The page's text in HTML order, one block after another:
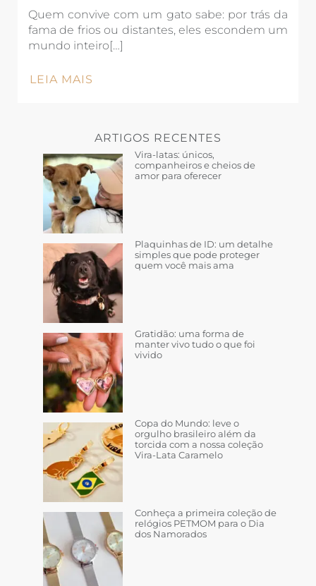
Quem convive com um gato sabe: por trás da
fama de frios ou distantes, eles escondem um
mundo inteiro[…]
LEIA MAIS
ARTIGOS RECENTES
Vira-latas: únicos,
companheiros e cheios de
amor para oferecer
Plaquinhas de ID: um detalhe
simples que pode proteger
quem você mais ama
Gratidão: uma forma de
manter vivo tudo o que foi
vivido
Copa do Mundo: leve o
orgulho brasileiro além da
torcida com a nossa coleção
Vira-Lata Caramelo
Conheça a primeira coleção de
relógios PETMOM para o Dia
dos Namorados